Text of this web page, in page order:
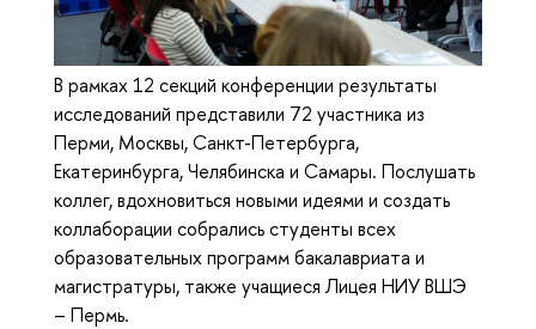
В рамках 12 секций конференции результаты
исследований представили 72 участника из
Перми, Москвы, Санкт-Петербурга,
Екатеринбурга, Челябинска и Самары. Послушать
коллег, вдохновиться новыми идеями и создать
коллаборации собрались студенты всех
образовательных программ бакалавриата и
магистратуры, также учащиеся Лицея НИУ ВШЭ
– Пермь.